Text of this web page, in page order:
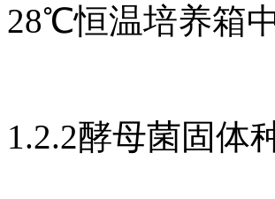
28℃恒温培养箱
1.2.2酵母菌固体